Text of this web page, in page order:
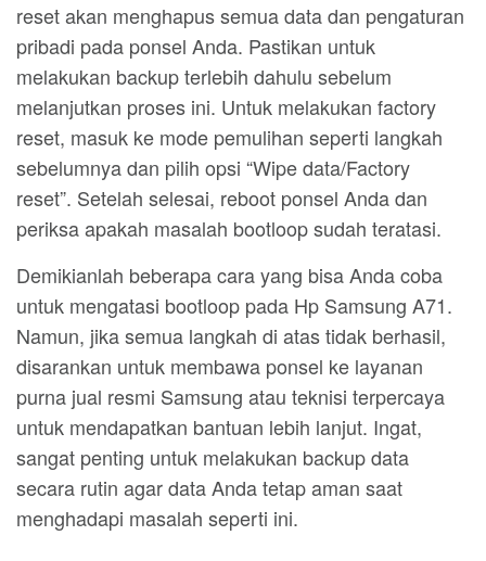
reset akan menghapus semua data dan pengaturan
pribadi pada ponsel Anda. Pastikan untuk
melakukan backup terlebih dahulu sebelum
melanjutkan proses ini. Untuk melakukan factory
reset, masuk ke mode pemulihan seperti langkah
sebelumnya dan pilih opsi “Wipe data/Factory
reset”. Setelah selesai, reboot ponsel Anda dan
periksa apakah masalah bootloop sudah teratasi.
Demikianlah beberapa cara yang bisa Anda coba
untuk mengatasi bootloop pada Hp Samsung A71.
Namun, jika semua langkah di atas tidak berhasil,
disarankan untuk membawa ponsel ke layanan
purna jual resmi Samsung atau teknisi terpercaya
untuk mendapatkan bantuan lebih lanjut. Ingat,
sangat penting untuk melakukan backup data
secara rutin agar data Anda tetap aman saat
menghadapi masalah seperti ini.